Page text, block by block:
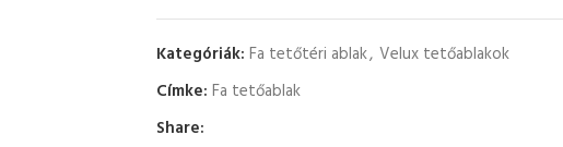
Kategóriák: Fa tetőtéri ablak, Velux tetőablakok
Címke: Fa tetőablak
Share: